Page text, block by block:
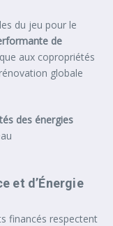
du jeu pour le
de
aux copropriétés
globale
des énergies
et d’Énergie
financés respectent